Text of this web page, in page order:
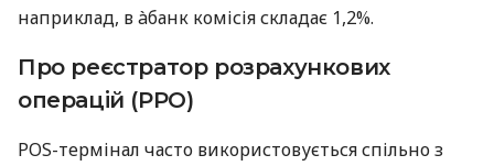
наприклад, в àбанк комісія складає 1,2%.
Про реєстратор розрахункових
операцій (РРО)
POS-термінал часто використовується спільно з